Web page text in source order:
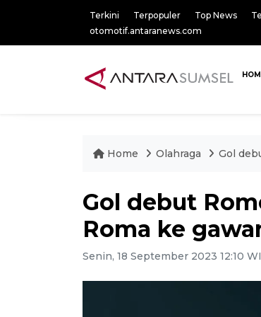
Terkini Terpopuler Top News
otomotif.antaranews.com
Home Olahraga Gol
Gol debut
Roma ke
Senin, 18 September 2023 12:10